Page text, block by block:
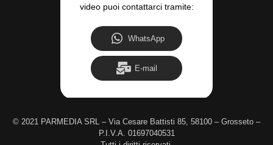
video puoi contattarci tramite:
WhatsApp
E-mail
© 2021 PARMEDIA SRL – Via Cesare Battisti 85, 58100 – Grosseto –
P.I.V.A. 01697040531